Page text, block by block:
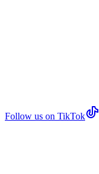
Follow us on TikTok